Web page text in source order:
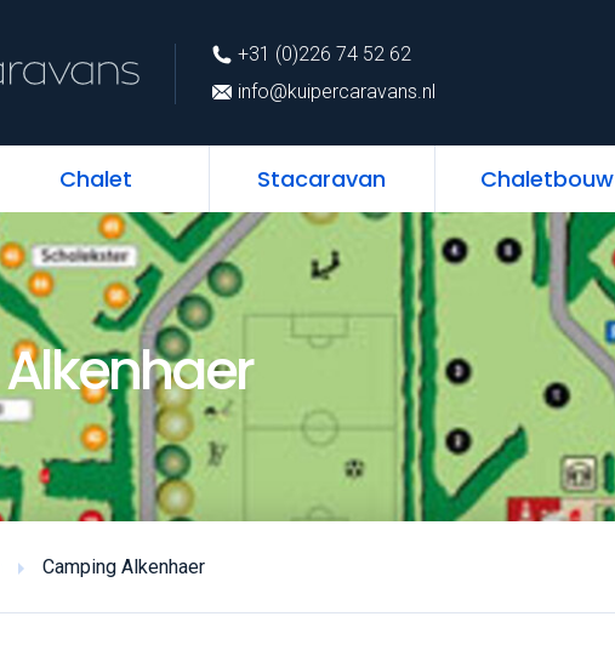
+31 (0)226 74 52 62
info@kuipercaravans.nl
Chalet Stacaravan Chaletbouw
info@kuipercaravans.nl
Home
Camping Alkenhaer